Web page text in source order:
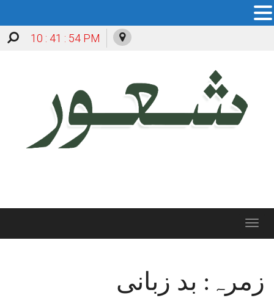
10 : 41 : 54 PM
Toggle
زمرہ: بد زبانی